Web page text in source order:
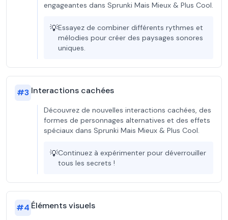
engageantes dans Sprunki Mais Mieux & Plus Cool.
💡Essayez de combiner différents rythmes et
mélodies pour créer des paysages sonores
uniques.
#3 Interactions cachées
Découvrez de nouvelles interactions cachées, des
formes de personnages alternatives et des effets
spéciaux dans Sprunki Mais Mieux & Plus Cool.
💡Continuez à expérimenter pour déverrouiller
tous les secrets !
#4 Éléments visuels